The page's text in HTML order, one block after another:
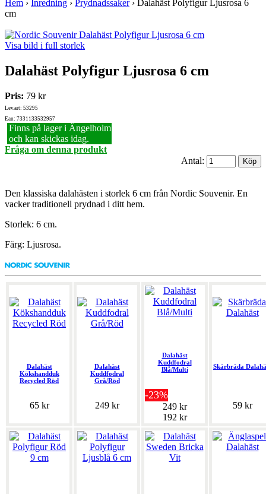
Hem › Inredning › Prydnadssaker› Dalahäst Polyfigur Ljusrosa 6
cm
Visa bild i full storlek
Dalahäst Polyfigur Ljusrosa 6 cm
Pris: 79 kr
Lev.art: 53295
Ean: 7331133532957
Finns på lager i Ängelholm
och kan skickas idag.
Fråga om denna produkt
Antal:
Den klassiska dalahästen i storlek 6 cm från Nordic Souvenir. En
vacker traditionell prydnad i ditt hem.
Storlek: 6 cm.
Färg: Ljusrosa.
Dalahäst
Kökshandduk
Recycled Röd
65 kr
Dalahäst
Kuddfodral
Grå/Röd
249 kr
Dalahäst
Kuddfodral
Blå/Multi
-23%
249 kr
192 kr
Skärbräda
59 kr